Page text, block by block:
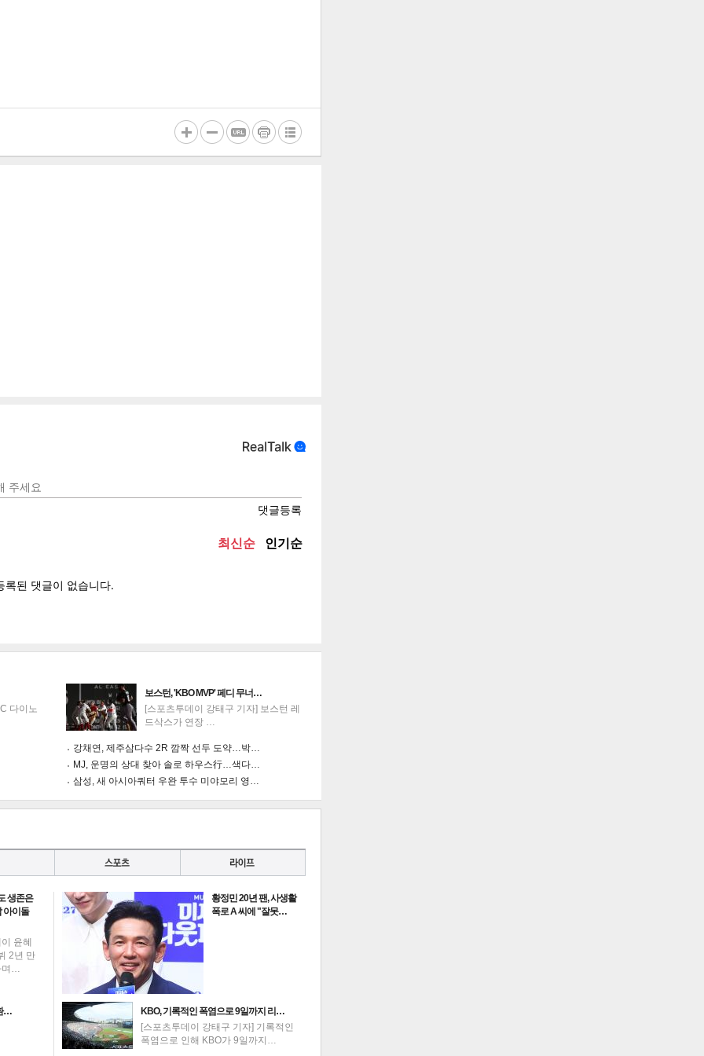
게 소
인쇄 목록
다이노
보스턴, 'KBO MVP' 페디 무너…
[스포츠투데이 강태구 기자] 보스턴 레
드삭스가 연장 …
강채연, 제주삼다수 2R 깜짝 선두 도약…박…
MJ, 운명의 상대 찾아 솔로 하우스行…색다…
삼성, 새 아시아쿼터 우완 투수 미야모리 영…
생존은
이돌
윤혜
2년 만
며…
…
황정민 20년 팬, 사생활
폭로 A 씨에 "잘못…
KBO, 기록적인 폭염으로 9일까지 리…
[스포츠투데이 강태구 기자] 기록적인
폭염으로 인해 KBO가 9일까지…